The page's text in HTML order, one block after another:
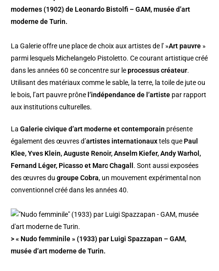
modernes (1902) de Leonardo Bistolfi – GAM, musée d’art
moderne de Turin.
La Galerie offre une place de choix aux artistes de l' »Art pauvre »
parmi lesquels Michelangelo Pistoletto. Ce courant artistique créé
dans les années 60 se concentre sur leprocessus créateur.
Utilisant des matériaux comme le sable, la terre, la toile de jute ou
le bois, l’art pauvre prône l’indépendance de l’artiste par rapport
aux institutions culturelles.
LaGalerie civique d’art moderne et contemporain présente
également des œuvres d’artistes internationauxtels que Paul
Klee, Yves Klein, Auguste Renoir, Anselm Kiefer, Andy Warhol,
Fernand Léger, Picasso et Marc Chagall . Sont aussi exposées
des œuvres dugroupe Cobra, un mouvement expérimental non
conventionnel créé dans les années 40.
> « Nudo femminile » (1933) par Luigi Spazzapan – GAM,
musée d’art moderne de Turin.